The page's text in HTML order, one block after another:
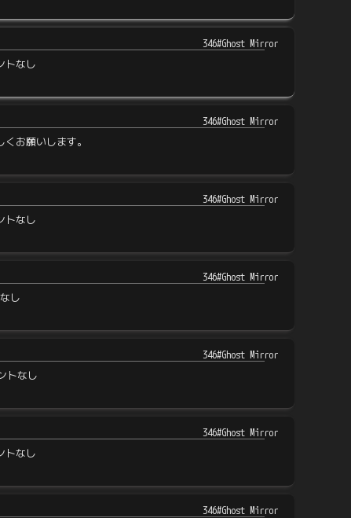
346#Ghost Mirror
トなし
346#Ghost Mirror
くお願いします。
346#Ghost Mirror
トなし
346#Ghost Mirror
し
346#Ghost Mirror
トなし
346#Ghost Mirror
トなし
346#Ghost Mirror